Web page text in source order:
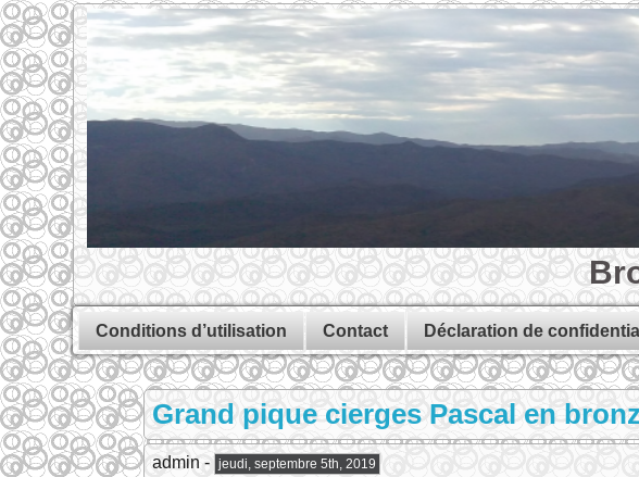
Conditions d’utilisation Contact Déclaration de
Grand pique cierges Pascal en
admin - jeudi, septembre 5th, 2019